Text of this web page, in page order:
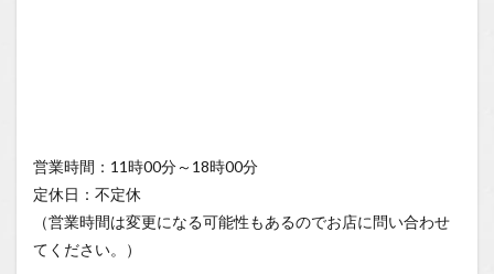
営業時間：11時00分～18時00分
定休日：不定休
（営業時間は変更になる可能性もあるのでお店に問い合わせ
てください。）